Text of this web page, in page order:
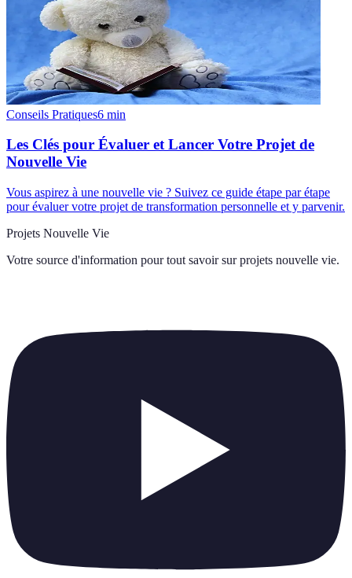
Conseils Pratiques6 min
Les Clés pour Évaluer et Lancer Votre Projet de
Nouvelle Vie
Vous aspirez à une nouvelle vie ? Suivez ce guide étape par étape
pour évaluer votre projet de transformation personnelle et y parvenir.
Projets Nouvelle Vie
Votre source d'information pour tout savoir sur projets nouvelle vie.